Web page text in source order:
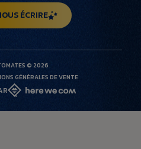
ÉCRIRE
© 2026
GÉNÉRALES DE VENTE